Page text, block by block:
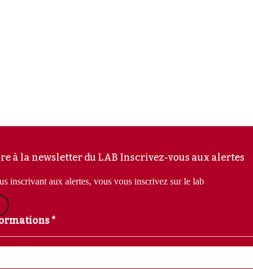
à la newsletter du LAB Inscrivez-vous aux alertes
inscrivant aux alertes, vous vous inscrivez sur le lab
*